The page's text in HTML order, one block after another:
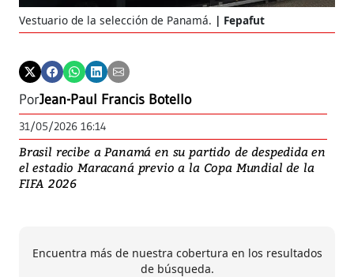
Vestuario de la selección de Panamá. Fepafut
PorJean-Paul Francis Botello
31/05/2026 16:14
Brasil recibe a Panamá en su partido de despedida en
el estadio Maracaná previo a la Copa Mundial de la
FIFA 2026
Encuentra más de nuestra cobertura en los resultados
de búsqueda.